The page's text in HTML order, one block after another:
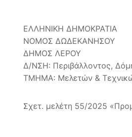
ΕΛΛΗΝΙΚΗ ΔΗΜΟΚΡΑΤΙΑ
ΝΟΜΟΣ
ΔΗΜΟΣ ΛΕΡΟΥ
Δ/ΝΣΗ: Περιβάλλοντος,
ΤΜΗΜΑ: Μελετών &
Σχετ. μελέτη 55/2025